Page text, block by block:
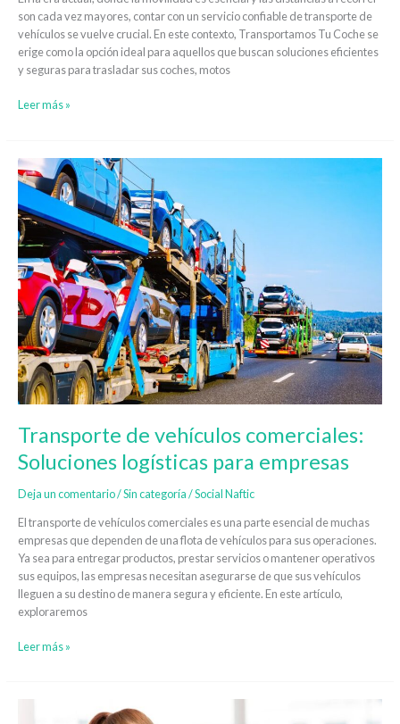
son cada vez mayores, contar con un servicio confiable de transporte de
vehículos se vuelve crucial. En este contexto, Transportamos Tu Coche se
erige como la opción ideal para aquellos que buscan soluciones eficientes
y seguras para trasladar sus coches, motos
Leer más »
Transporte de vehículos comerciales:
Soluciones logísticas para empresas
Deja un comentario/Sin categoría/Social Naftic
El transporte de vehículos comerciales es una parte esencial de muchas
empresas que dependen de una flota de vehículos para sus operaciones.
Ya sea para entregar productos, prestar servicios o mantener operativos
sus equipos, las empresas necesitan asegurarse de que sus vehículos
lleguen a su destino de manera segura y eficiente. En este artículo,
exploraremos
Transporte
de
vehículos
comerciales:
Soluciones
logísticas
para
empresas
Leer más »